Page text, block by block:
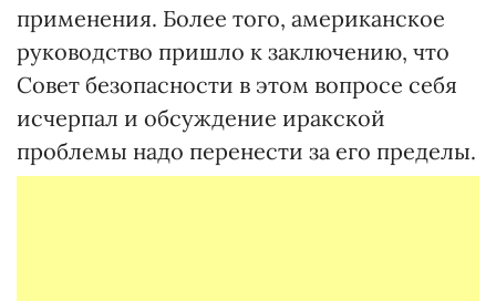
применения. Более того, американское
руководство пришло к заключению, что
Совет безопасности в этом вопросе себя
исчерпал и обсуждение иракской
проблемы надо перенести за его пределы.